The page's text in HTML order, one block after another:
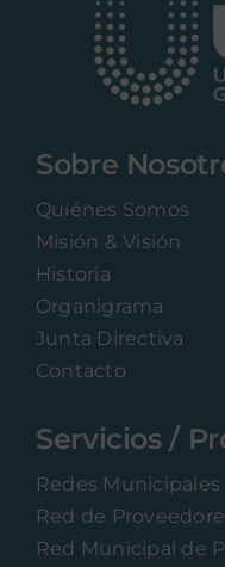
Sobre
Quiénes Somos
Misión & Visión
Historia
Organigrama
Junta Directiva
Contacto
Servicios /
Redes Municipales
Red de
Red Municipal de